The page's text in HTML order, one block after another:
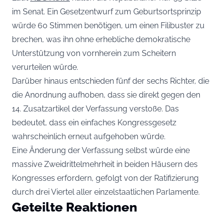
im Senat. Ein Gesetzentwurf zum Geburtsortsprinzip
würde 60 Stimmen benötigen, um einen Filibuster zu
brechen, was ihn ohne erhebliche demokratische
Unterstützung von vornherein zum Scheitern
verurteilen würde.
Darüber hinaus entschieden fünf der sechs Richter, die
die Anordnung aufhoben, dass sie direkt gegen den
14. Zusatzartikel der Verfassung verstoße. Das
bedeutet, dass ein einfaches Kongressgesetz
wahrscheinlich erneut aufgehoben würde.
Eine Änderung der Verfassung selbst würde eine
massive Zweidrittelmehrheit in beiden Häusern des
Kongresses erfordern, gefolgt von der Ratifizierung
durch drei Viertel aller einzelstaatlichen Parlamente.
Geteilte Reaktionen